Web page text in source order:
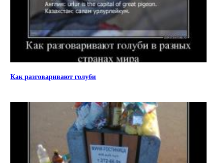
Как разговаривают голуби